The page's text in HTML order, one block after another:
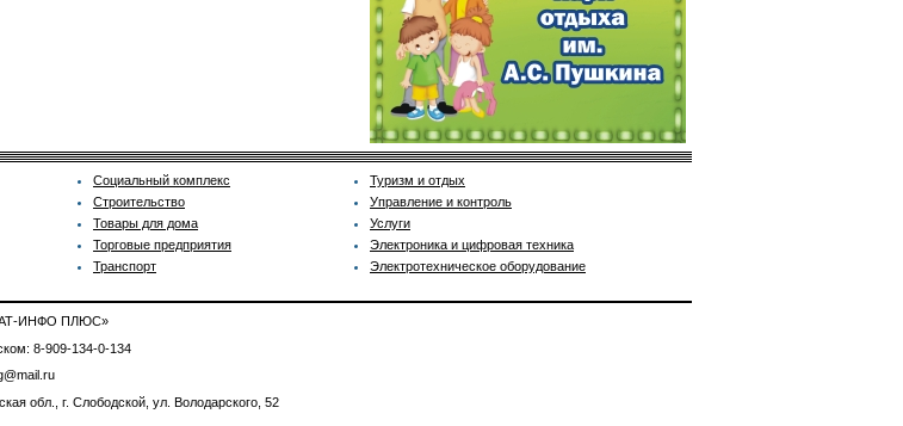
Социальный комплекс
Строительство
Товары для дома
Торговые предприятия
Транспорт
Туризм и отдых
Управление и контроль
Услуги
Электроника и цифровая техника
Электротехническое оборудование
ИНФО ПЛЮС»
8-909-134-0-134
обл., г. Слободской, ул. Володарского, 52